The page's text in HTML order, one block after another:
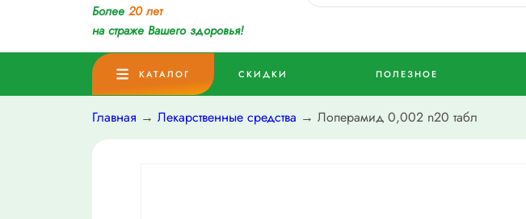
Более 20 лет
на страже Вашего здоровья!
КАТАЛОГ СКИДКИ ПОЛЕЗНОЕ
Главная → Лекарственные средства → Лоперамид 0,002 n20 табл